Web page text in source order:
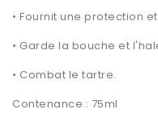
• Fournit une protection
• Garde la bouche et
• Combat le tartre.
Contenance : 75ml